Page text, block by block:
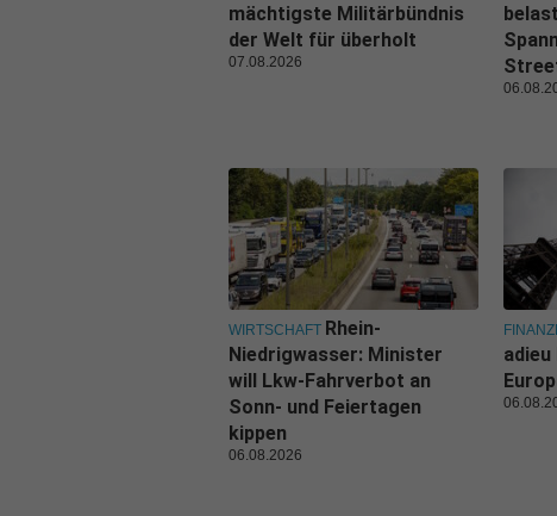
mächtigste Militärbündnis
der Welt für überholt
07.08.2026
WIRTSCHAFT Rhein-
Niedrigwasser: Minister
will Lkw-Fahrverbot an
Sonn- und Feiertagen
kippen
06.08.2026
adieu